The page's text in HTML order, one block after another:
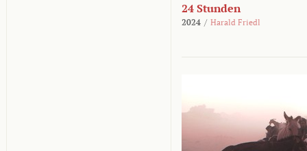
24 Stunden
2024 / Harald Friedl